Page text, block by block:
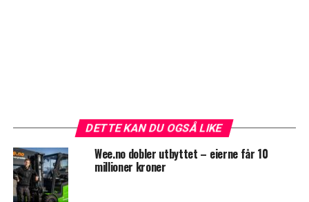
DETTE KAN DU OGSÅ LIKE
Wee.no dobler utbyttet – eierne får 10
millioner kroner